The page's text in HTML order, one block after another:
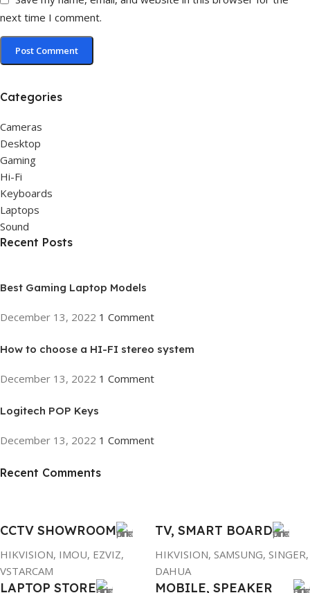
next time I comment.
Categories
Cameras
Desktop
Gaming
Hi-Fi
Keyboards
Laptops
Sound
Recent Posts
Best Gaming Laptop Models
December 13, 2022 1 Comment
How to choose a HI-FI stereo system
December 13, 2022 1 Comment
Logitech POP Keys
December 13, 2022 1 Comment
To Shop
Recent Comments
CCTV SHOWROOM
HIKVISION, IMOU, EZVIZ,
VSTARCAM
TV, SMART BOARD
HIKVISION, SAMSUNG, SINGER,
DAHUA
LAPTOP STORE
MOBILE, SPEAKER